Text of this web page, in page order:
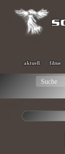
aktuell filme